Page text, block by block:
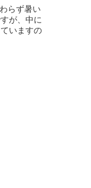
らず暑い
が、中に
いますの